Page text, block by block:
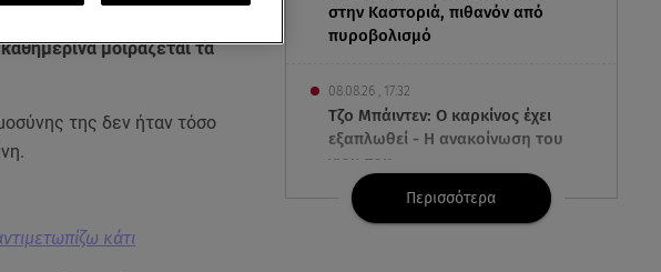
στην Καστοριά, πιθανόν από
πυροβολισμό
08.08.26 , 17:32
Τζο Μπάιντεν: Ο καρκίνος έχει
εξαπλωθεί - Η ανακοίνωση του
γιου του
08.08.26 , 17:20
Περισσότερα
μοιράζεται τα
της δεν ήταν τόσο
κάτι